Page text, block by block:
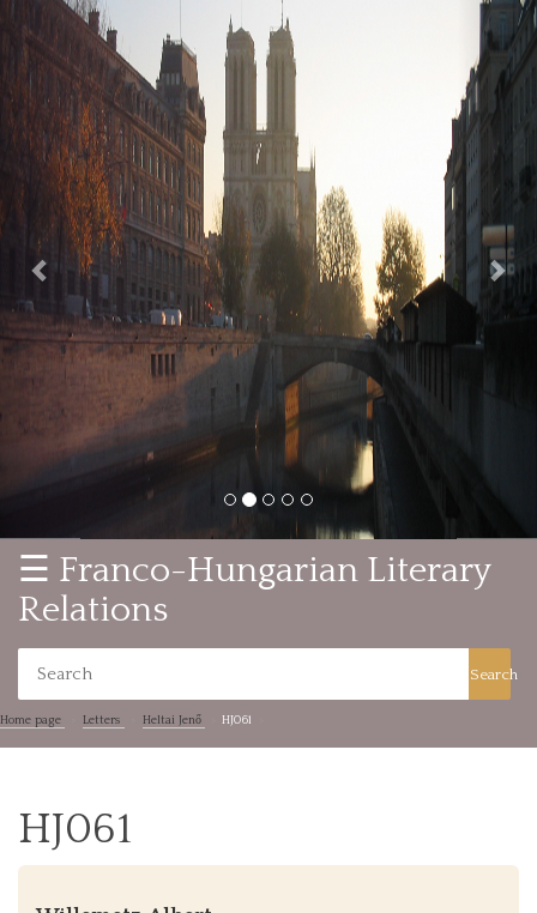
Previous
☰ Franco-Hungarian Literary
Relations
Search
Home page Letters Heltai Jenő HJ061
HJ061